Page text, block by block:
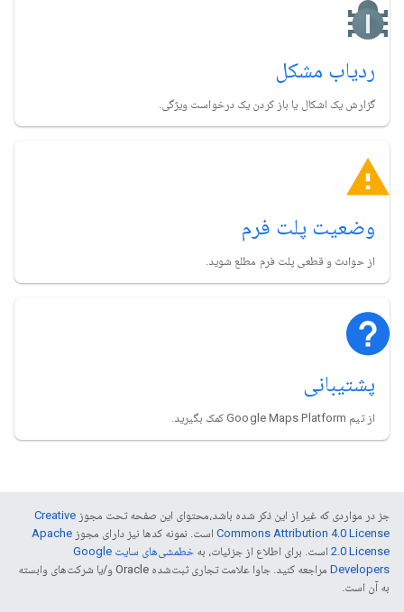
ردیاب مشکل
گزارش یک اشکال یا باز کردن یک درخواست ویژگی.
وضعیت پلت فرم
از حوادث و قطعی پلت فرم مطلع شوید.
پشتیبانی
از تیم Google Maps Platform کمک بگیرید.
جز در مواردی که غیر از این ذکر شده باشد،‌محتوای این صفحه تحت مجوز Creative
Commons Attribution 4.0 License است. نمونه کدها نیز دارای مجوز Apache
2.0 License است. برای اطلاع از جزئیات، به
خطمشی‌های سایت Google
Developers‏
مراجعه کنید. جاوا علامت تجاری ثبت‌شده Oracle و/یا شرکت‌های وابسته
به آن است.